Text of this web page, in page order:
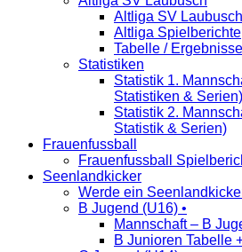
Altliga SV Laubusch
Altliga Spielberichte
Tabelle / Ergebnisse
Statistiken
Statistik 1.
Statistiken & Serien)
Statistik 2.
Statistik & Serien)
Frauenfussball
Frauenfussball
Seenlandkicker
Werde ein
B Jugend (U16) •
Mannschaft – B
B Junioren Tabelle